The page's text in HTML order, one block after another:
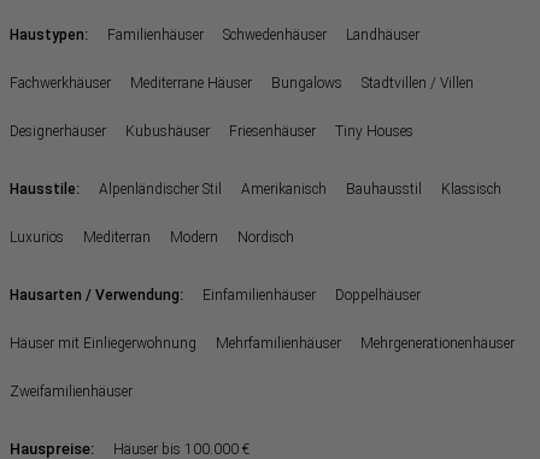
Haustypen: Familienhäuser Schwedenhäuser Landhäuser
Fachwerkhäuser Mediterrane Häuser Bungalows Stadtvillen / Villen
Designerhäuser Kubushäuser Friesenhäuser Tiny Houses
Hausstile: Alpenländischer Stil Amerikanisch Bauhausstil Klassisch
Luxuriös Mediterran Modern Nordisch
Hausarten / Verwendung: Einfamilienhäuser Doppelhäuser
Häuser mit Einliegerwohnung Mehrfamilienhäuser Mehrgenerationenhäuser
Zweifamilienhäuser
Hauspreise: Häuser bis 100.000 €